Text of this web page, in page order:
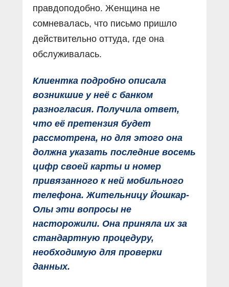
правдоподобно. Женщина не
сомневалась, что письмо пришло
действительно оттуда, где она
обслуживалась.
Клиентка подробно описала
возникшие у неё с банком
разногласия. Получила ответ,
что её претензия будет
рассмотрена, но для этого она
должна указать последние восемь
цифр своей карты и номер
привязанного к ней мобильного
телефона. Жительницу Йошкар-
Олы эти вопросы не
насторожили. Она приняла их за
стандартную процедуру,
необходимую для проверки
данных.